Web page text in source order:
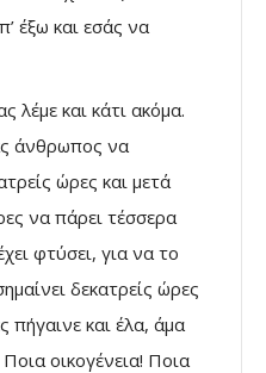
έξω και εσάς να
λέμε και κάτι ακόμα.
άνθρωπος να
ώρες και μετά
να πάρει τέσσερα
φτύσει, για να το
δεκατρείς ώρες
πήγαινε και έλα, άμα
οικογένεια! Ποια